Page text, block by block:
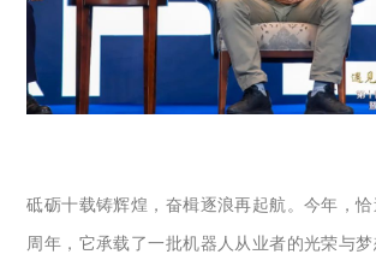
砥砺十载铸辉煌，奋楫逐浪再起航。今年，
周年，它承载了一批机器人从业者的光荣与